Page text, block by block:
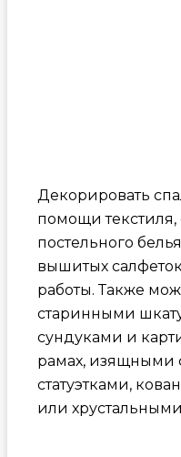
Декорировать
помощи
постельного
вышитых
работы. Также
старинными
сундуками и
рамах,
статуэтками,
или